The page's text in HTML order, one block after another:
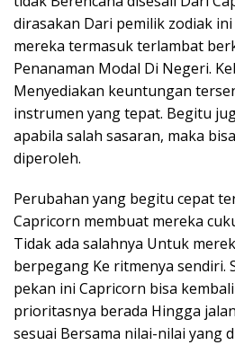
dirasakan Dari pemilik zodiak
mereka termasuk terlambat
Penanaman Modal Di Negeri.
Menyediakan keuntungan
instrumen yang tepat. Begitu
apabila salah sasaran, maka
diperoleh.
Perubahan yang begitu cepat
Capricorn membuat mereka
Tidak ada salahnya Untuk
berpegang Ke ritmenya sendiri.
pekan ini Capricorn bisa
prioritasnya berada Hingga
sesuai Bersama nilai-nilai yang